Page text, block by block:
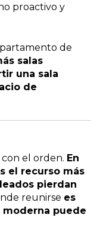
proactivo y
de
salas
una sala
de
con el orden. En
el recurso más
pierdan
reunirse es
puede